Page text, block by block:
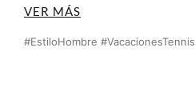
VER MÁS
#EstiloHombre #VacacionesTennis